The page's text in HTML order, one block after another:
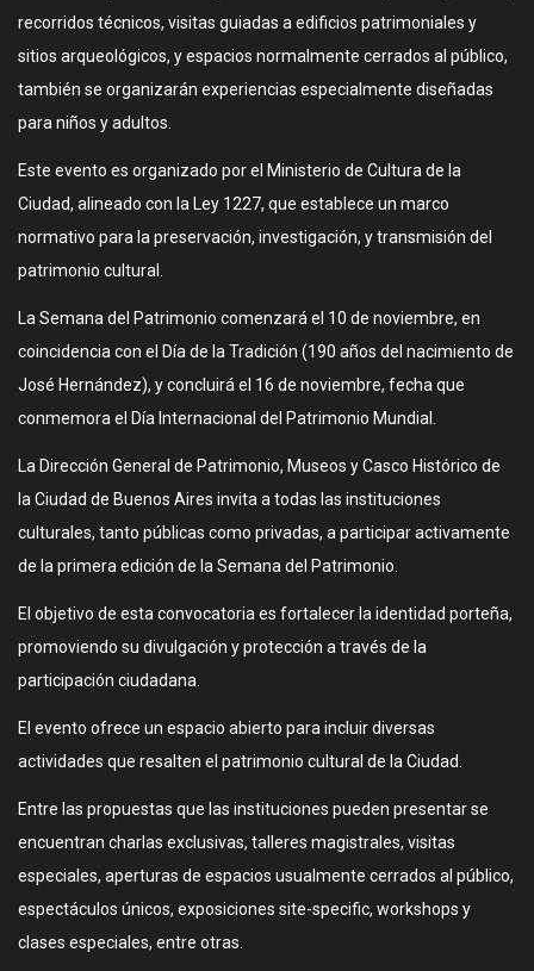
recorridos técnicos, visitas guiadas a edificios patrimoniales y
sitios arqueológicos, y espacios normalmente cerrados al público,
también se organizarán experiencias especialmente diseñadas
para niños y adultos.
Este evento es organizado por el Ministerio de Cultura de la
Ciudad, alineado con la Ley 1227, que establece un marco
normativo para la preservación, investigación, y transmisión del
patrimonio cultural.
La Semana del Patrimonio comenzará el 10 de noviembre, en
coincidencia con el Día de la Tradición (190 años del nacimiento de
José Hernández), y concluirá el 16 de noviembre, fecha que
conmemora el Día Internacional del Patrimonio Mundial.
La Dirección General de Patrimonio, Museos y Casco Histórico de
la Ciudad de Buenos Aires invita a todas las instituciones
culturales, tanto públicas como privadas, a participar activamente
de la primera edición de la Semana del Patrimonio.
El objetivo de esta convocatoria es fortalecer la identidad porteña,
promoviendo su divulgación y protección a través de la
participación ciudadana.
El evento ofrece un espacio abierto para incluir diversas
actividades que resalten el patrimonio cultural de la Ciudad.
Entre las propuestas que las instituciones pueden presentar se
encuentran charlas exclusivas, talleres magistrales, visitas
especiales, aperturas de espacios usualmente cerrados al público,
espectáculos únicos, exposiciones site-specific, workshops y
clases especiales, entre otras.